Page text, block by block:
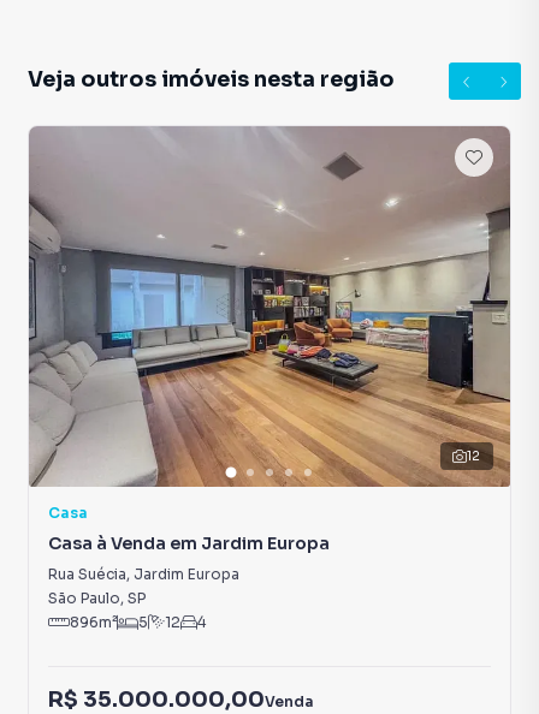
Veja outros imóveis nesta região
12
Casa
Casa à Venda em Jardim Europa
Rua Suécia, Jardim Europa
São Paulo, SP
896m² 5 12 4
R$ 35.000.000,00Venda